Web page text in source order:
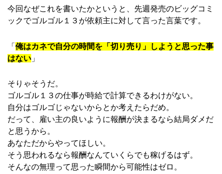
今回なぜこれを書いたかというと、先週発売のビッグコミ
ックでゴルゴル１３が依頼主に対して言った言葉です。
「 俺はカネで自分の時間を「切り売り」しようと思った事
はない 」
そりゃそうだ。
ゴルゴル１３の仕事が時給で計算できるわけがない。
自分はゴルゴじゃないからとか考えたらだめ。
だって、雇い主の良いように報酬が決まるなら結局ダメだ
と思うから。
あなただからやってほしい。
そう思われるなら報酬なんていくらでも稼げるはず。
そんなの無理って思った瞬間から可能性はゼロ。